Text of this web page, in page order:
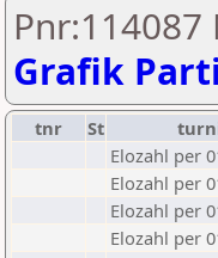
Grafik
tnr St
Elozahl per
Elozahl per
Elozahl per
Elozahl per